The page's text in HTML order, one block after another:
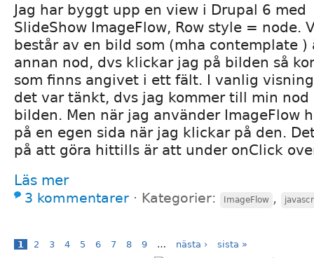
Jag har byggt upp en view i Drupal 6 med
SlideShow ImageFlow, Row style = node.
består av en bild som (mha contemplate
annan nod, dvs klickar jag på bilden så
som finns angivet i ett fält. I vanlig
det var tänkt, dvs jag kommer till min
bilden. Men när jag använder ImageFlow
på en egen sida när jag klickar på den.
på att göra hittills är att under onClick
Läs mer
3 kommentarer ⋅ Kategorier: ImageFlow ,
1 2 3 4 5 6 7 8 9 … nästa › sista »